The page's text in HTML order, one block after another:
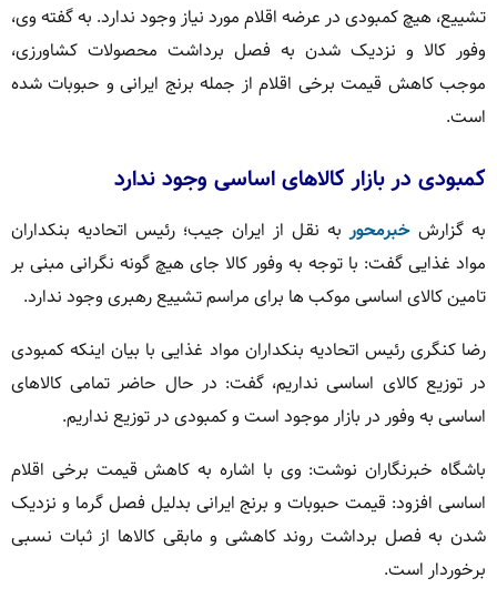
تشییع، هیچ کمبودی در عرضه اقلام مورد نیاز وجود ندارد. به گفته وی،
وفور کالا و نزدیک شدن به فصل برداشت محصولات کشاورزی،
موجب کاهش قیمت برخی اقلام از جمله برنج ایرانی و حبوبات شده
است.
کمبودی در بازار کالاهای اساسی وجود ندارد
به گزارش خبرمحوربه نقل از ایران جیب؛ رئیس اتحادیه بنکداران
مواد غذایی گفت: با توجه به وفور کالا جای هیچ گونه نگرانی مبنی بر
تامین کالای اساسی موکب ها برای مراسم تشییع رهبری وجود ندارد.
رضا کنگری رئیس اتحادیه بنکداران مواد غذایی با بیان اینکه کمبودی
در توزیع کالای اساسی نداریم، گفت: در حال حاضر تمامی کالاهای
اساسی به وفور در بازار موجود است و کمبودی در توزیع نداریم.
باشگاه خبرنگاران نوشت: وی با اشاره به کاهش قیمت برخی اقلام
اساسی افزود: قیمت حبوبات و برنج ایرانی بدلیل فصل گرما و نزدیک
شدن به فصل برداشت روند کاهشی و مابقی کالاها از ثبات نسبی
برخوردار است.